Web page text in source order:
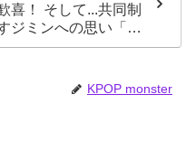
喜！ そして...共同制
ジミンへの思い「彼
彼の絶望から生まれ
KPOP monster